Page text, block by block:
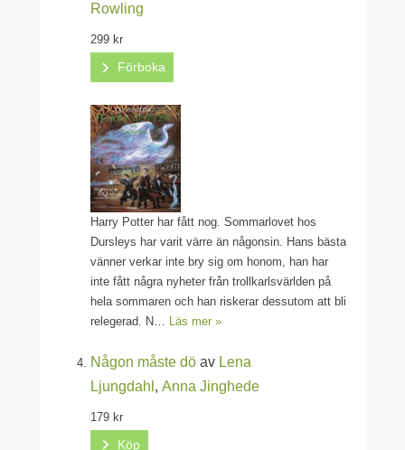
Rowling
299 kr
Förboka
Harry Potter har fått nog. Sommarlovet hos
Dursleys har varit värre än någonsin. Hans bästa
vänner verkar inte bry sig om honom, han har
inte fått några nyheter från trollkarlsvärlden på
hela sommaren och han riskerar dessutom att bli
relegerad. N…
Läs mer »
Någon måste dö av Lena
Ljungdahl , Anna Jinghede
179 kr
Köp